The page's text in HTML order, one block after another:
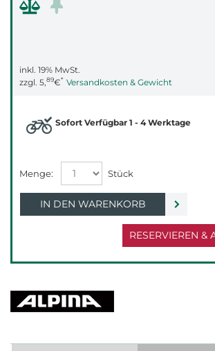
inkl. 19% MwSt.
zzgl. 5,89€* Versandkosten & Gewicht
RESERVIEREN &
Sofort Verfügbar 1 - 4 Werktage
IN DEN WARENKORB